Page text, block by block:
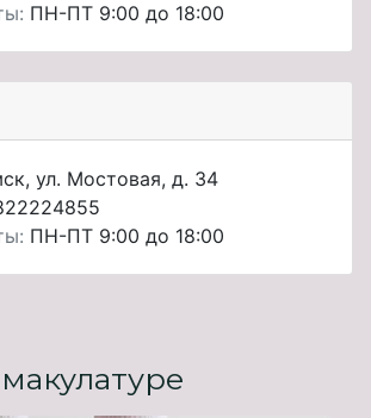
ПН-ПТ 9:00 до 18:00
ул. Мостовая, д. 34
ПН-ПТ 9:00 до 18:00